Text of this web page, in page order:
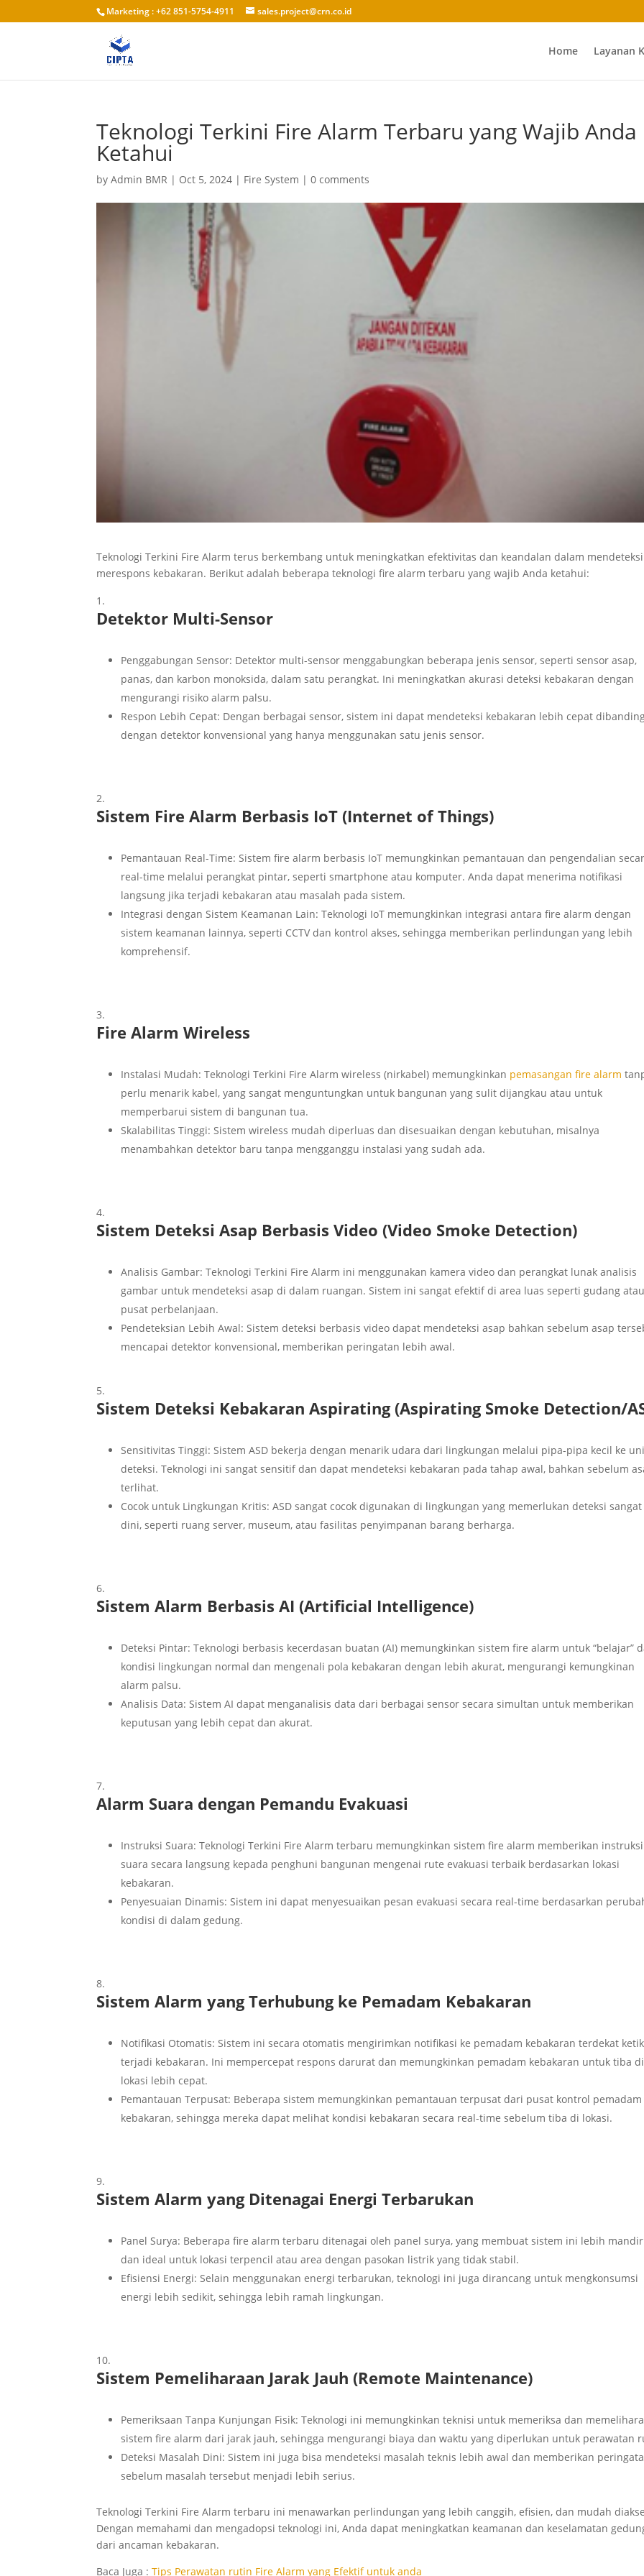
Marketing : +62 851-5754-4911 sales.project@crn.co.id
Home Layanan
Teknologi Terkini Fire Alarm Terbaru yang Wajib Anda
Ketahui
byAdmin BMR | Oct 5, 2024 | Fire System |0 comments
Teknologi Terkini Fire Alarm terus berkembang untuk meningkatkan efektivitas dan keandalan dalam
merespons kebakaran. Berikut adalah beberapa teknologi fire alarm terbaru yang wajib Anda ketahui:
Detektor Multi-Sensor
Penggabungan Sensor: Detektor multi-sensor menggabungkan beberapa jenis sensor, seperti sensor asap,
panas, dan karbon monoksida, dalam satu perangkat. Ini meningkatkan akurasi deteksi kebakaran dengan
mengurangi risiko alarm palsu.
Respon Lebih Cepat: Dengan berbagai sensor, sistem ini dapat mendeteksi kebakaran lebih cepat
dengan detektor konvensional yang hanya menggunakan satu jenis sensor.
Sistem Fire Alarm Berbasis IoT (Internet of Things)
Pemantauan Real-Time: Sistem fire alarm berbasis IoT memungkinkan pemantauan dan pengendalian
real-time melalui perangkat pintar, seperti smartphone atau komputer. Anda dapat menerima notifikasi
langsung jika terjadi kebakaran atau masalah pada sistem.
Integrasi dengan Sistem Keamanan Lain: Teknologi IoT memungkinkan integrasi antara fire alarm dengan
sistem keamanan lainnya, seperti CCTV dan kontrol akses, sehingga memberikan perlindungan yang lebih
komprehensif.
Fire Alarm Wireless
Instalasi Mudah: Teknologi Terkini Fire Alarm wireless (nirkabel) memungkinkan pemasangan fire alarm
perlu menarik kabel, yang sangat menguntungkan untuk bangunan yang sulit dijangkau atau untuk
memperbarui sistem di bangunan tua.
Skalabilitas Tinggi: Sistem wireless mudah diperluas dan disesuaikan dengan kebutuhan, misalnya
menambahkan detektor baru tanpa mengganggu instalasi yang sudah ada.
Sistem Deteksi Asap Berbasis Video (Video Smoke Detection)
Analisis Gambar: Teknologi Terkini Fire Alarm ini menggunakan kamera video dan perangkat lunak analisis
gambar untuk mendeteksi asap di dalam ruangan. Sistem ini sangat efektif di area luas seperti gudang
pusat perbelanjaan.
Pendeteksian Lebih Awal: Sistem deteksi berbasis video dapat mendeteksi asap bahkan sebelum asap
mencapai detektor konvensional, memberikan peringatan lebih awal.
Sistem Deteksi Kebakaran Aspirating (Aspirating Smoke Detection/
Sensitivitas Tinggi: Sistem ASD bekerja dengan menarik udara dari lingkungan melalui pipa-pipa kecil ke
deteksi. Teknologi ini sangat sensitif dan dapat mendeteksi kebakaran pada tahap awal, bahkan sebelum
terlihat.
Cocok untuk Lingkungan Kritis: ASD sangat cocok digunakan di lingkungan yang memerlukan deteksi sangat
dini, seperti ruang server, museum, atau fasilitas penyimpanan barang berharga.
Sistem Alarm Berbasis AI (Artificial Intelligence)
Deteksi Pintar: Teknologi berbasis kecerdasan buatan (AI) memungkinkan sistem fire alarm untuk “belajar”
kondisi lingkungan normal dan mengenali pola kebakaran dengan lebih akurat, mengurangi kemungkinan
alarm palsu.
Analisis Data: Sistem AI dapat menganalisis data dari berbagai sensor secara simultan untuk memberikan
keputusan yang lebih cepat dan akurat.
Alarm Suara dengan Pemandu Evakuasi
Instruksi Suara: Teknologi Terkini Fire Alarm terbaru memungkinkan sistem fire alarm memberikan instruksi
suara secara langsung kepada penghuni bangunan mengenai rute evakuasi terbaik berdasarkan lokasi
kebakaran.
Penyesuaian Dinamis: Sistem ini dapat menyesuaikan pesan evakuasi secara real-time berdasarkan
kondisi di dalam gedung.
Sistem Alarm yang Terhubung ke Pemadam Kebakaran
Notifikasi Otomatis: Sistem ini secara otomatis mengirimkan notifikasi ke pemadam kebakaran terdekat
terjadi kebakaran. Ini mempercepat respons darurat dan memungkinkan pemadam kebakaran untuk tiba di
lokasi lebih cepat.
Pemantauan Terpusat: Beberapa sistem memungkinkan pemantauan terpusat dari pusat kontrol pemadam
kebakaran, sehingga mereka dapat melihat kondisi kebakaran secara real-time sebelum tiba di lokasi.
Sistem Alarm yang Ditenagai Energi Terbarukan
Panel Surya: Beberapa fire alarm terbaru ditenagai oleh panel surya, yang membuat sistem ini lebih
dan ideal untuk lokasi terpencil atau area dengan pasokan listrik yang tidak stabil.
Efisiensi Energi: Selain menggunakan energi terbarukan, teknologi ini juga dirancang untuk mengkonsumsi
energi lebih sedikit, sehingga lebih ramah lingkungan.
Sistem Pemeliharaan Jarak Jauh (Remote Maintenance)
Pemeriksaan Tanpa Kunjungan Fisik: Teknologi ini memungkinkan teknisi untuk memeriksa dan memelihara
sistem fire alarm dari jarak jauh, sehingga mengurangi biaya dan waktu yang diperlukan untuk perawatan
Deteksi Masalah Dini: Sistem ini juga bisa mendeteksi masalah teknis lebih awal dan memberikan
sebelum masalah tersebut menjadi lebih serius.
Teknologi Terkini Fire Alarm terbaru ini menawarkan perlindungan yang lebih canggih, efisien, dan mudah
Dengan memahami dan mengadopsi teknologi ini, Anda dapat meningkatkan keamanan dan keselamatan
dari ancaman kebakaran.
Baca Juga :Tips Perawatan rutin Fire Alarm yang Efektif untuk anda